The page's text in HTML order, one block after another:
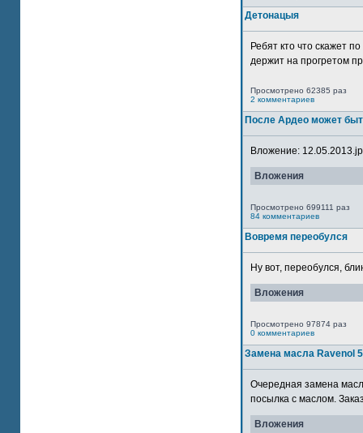
Детонацыя
Ребят кто что скажет
держит на прогретом
Просмотрено 62385 раз
2 комментариев
После Ардео может
Вложение:
Вложения
Просмотрено 699111 раз
84 комментариев
Вовремя переобулся
Ну вот, переобулся,
Вложения
Просмотрено 97874 раз
0 комментариев
Замена масла Ravenol
Очередная замена
посылка с маслом.
Вложения